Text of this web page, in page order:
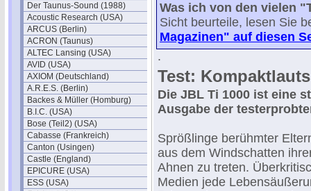
Der Taunus-Sound (1988)
Acoustic Research (USA)
ARCUS (Berlin)
ACRON (Taunus)
ALTEC Lansing (USA)
AVID (USA)
AXIOM (Deutschland)
A.R.E.S. (Berlin)
Backes & Müller (Homburg)
B.I.C. (USA)
Bose (Teil2) (USA)
Cabasse (Frankreich)
Canton (Usingen)
Castle (England)
EPICURE (USA)
ESS (USA)
Was ich von den vielen
Sicht beurteile, lesen Sie
Magazinen" auf diesen
.
Test:
Die JBL Ti 1000 ist eine
Ausgabe der
Sprößlinge berühmter
aus dem Windschatten
Ahnen zu treten.
Medien jede